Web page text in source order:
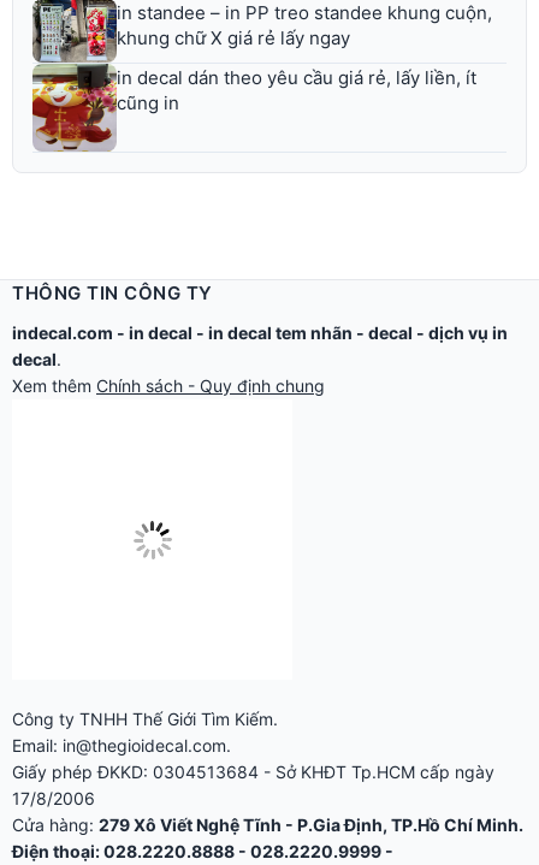
in standee – in PP treo standee khung cuộn,
khung chữ X giá rẻ lấy ngay
in decal dán theo yêu cầu giá rẻ, lấy liền, ít
cũng in
THÔNG TIN CÔNG TY
indecal.com - in decal - in decal tem nhãn - decal - dịch vụ in
decal.
Xem thêm Chính sách - Quy định chung
Công ty TNHH Thế Giới Tìm Kiếm.
Email: in@thegioidecal.com.
Giấy phép ĐKKD: 0304513684 - Sở KHĐT Tp.HCM cấp ngày
17/8/2006
Cửa hàng: 279 Xô Viết Nghệ Tĩnh - P.Gia Định, TP.Hồ Chí Minh.
Điện thoại: 028.2220.8888 - 028.2220.9999 -